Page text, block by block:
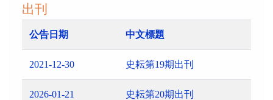
出刊
公告日期 中文標題
2021-12-30 史耘第19期出刊
2026-01-21 史耘第20期出刊